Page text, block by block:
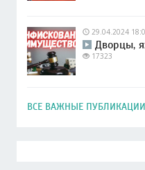
29.04.2024
Дворцы,
17323
ВСЕ ВАЖНЫЕ ПУБЛИКАЦИИ